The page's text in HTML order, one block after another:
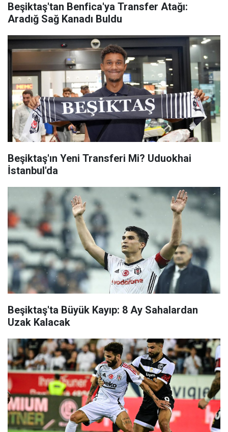
Beşiktaş'tan Benfica'ya Transfer Atağı:
Aradığ Sağ Kanadı Buldu
Beşiktaş'ın Yeni Transferi Mi? Uduokhai
İstanbul'da
Beşiktaş'ta Büyük Kayıp: 8 Ay Sahalardan
Uzak Kalacak